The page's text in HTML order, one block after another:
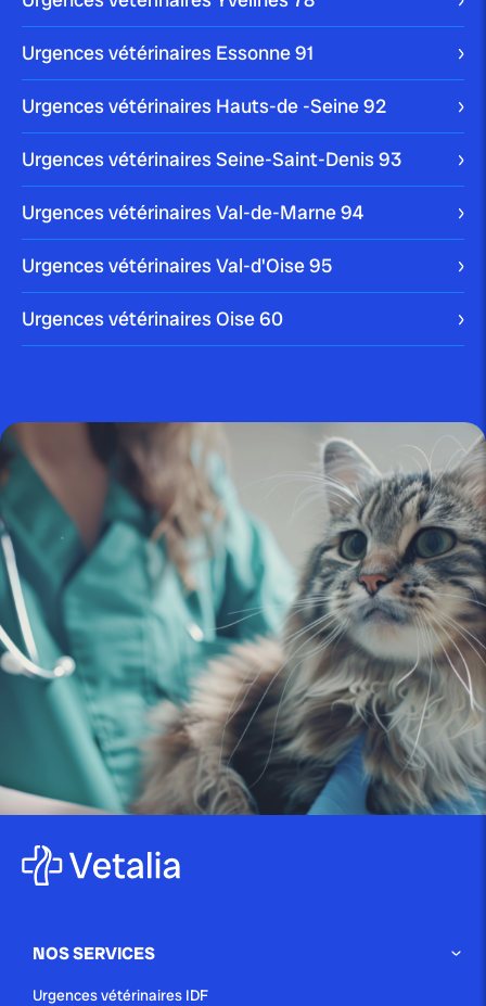
dans son quotidien. La tique en est […]
Blog
publié le 22 décembre 2023 par Christophe Le Dref
Comment soigner un chat qui
bave ?
On parle d’hypersalivation ou de ptyalisme pour
désigner un chat qui bave abondamment. De multiples
[…]
Blog
publié le 26 avril 2022
choses à...
Urgences vétérinaires Essonne91
Urgences vétérinaires Hauts-de -Seine92
Urgences vétérinaires Seine-Saint-Denis93
Urgences vétérinaires Val-de-Marne94
Urgences vétérinaires Val-d'Oise95
Urgences vétérinaires Oise60
NOS SERVICES
Urgences vétérinaires IDF